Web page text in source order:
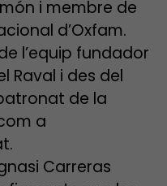
i membre de
d’Oxfam.
l’equip fundador
Raval i des del
de la
a
Carreras